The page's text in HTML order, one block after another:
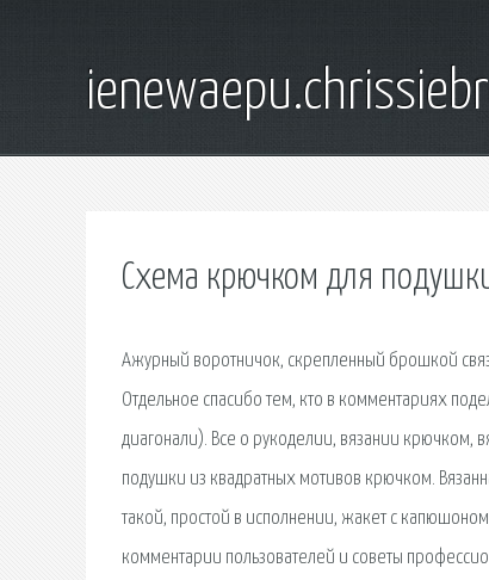
Схема крючком для
Ажурный воротничок, скрепленный брошкой
Отдельное спасибо тем, кто в комментариях
диагонали). Все о рукоделии, вязании крючком,
подушки из квадратных мотивов крючком.
такой, простой в исполнении, жакет с
комментарии пользователей и советы